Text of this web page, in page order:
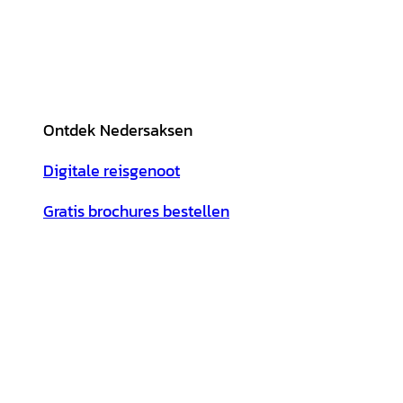
Ontdek Nedersaksen
Digitale reisgenoot
Gratis brochures bestellen